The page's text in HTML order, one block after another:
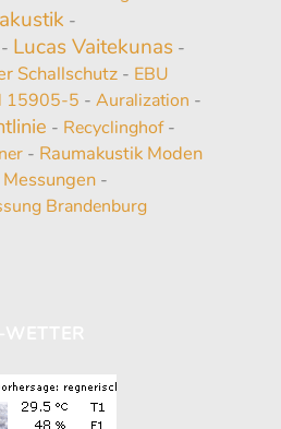
-
Lucas Vaitekunas-
Schallschutz- EBU
15905-5 - Auralization -
- Recyclinghof-
- Raumakustik Moden
-
Brandenburg